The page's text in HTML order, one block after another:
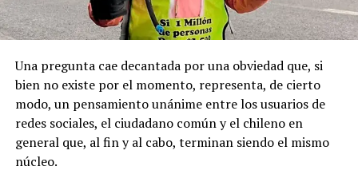
nacional declarando este territorio como parte de Chile.
Una pregunta cae decantada por una obviedad que, si
bien no existe por el momento, representa, de cierto
modo, un pensamiento unánime entre los usuarios de
redes sociales, el ciudadano común y el chileno en
general que, al fin y al cabo, terminan siendo el mismo
núcleo.